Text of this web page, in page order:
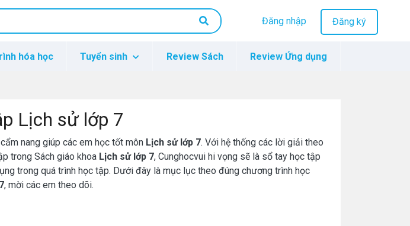
Đăng nhập Đăng ký
hóa học Tuyển sinh Review Sách Review Ứng dụng
Lịch sử lớp 7
nang giúp các em học tốt môn Lịch sử lớp 7. Với hệ thống các lời giải theo
trong Sách giáo khoa Lịch sử lớp 7, Cunghocvui hi vọng sẽ là sổ tay học tập
trong quá trình học tập. Dưới đây là mục lục theo đúng chương trình học
, mời các em theo dõi.